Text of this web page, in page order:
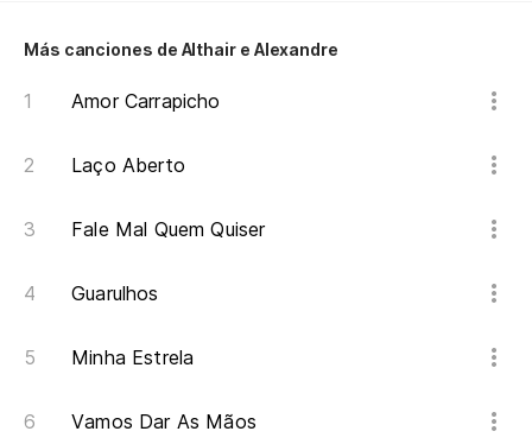
Más canciones de Althair e Alexandre
Amor Carrapicho
Laço Aberto
Fale Mal Quem Quiser
Guarulhos
Minha Estrela
Vamos Dar As Mãos